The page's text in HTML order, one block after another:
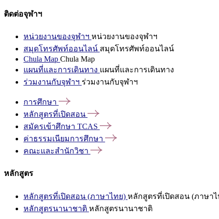
ติดต่อจุฬาฯ
หน่วยงานของจุฬาฯ หน่วยงานของจุฬาฯ
สมุดโทรศัพท์ออนไลน์ สมุดโทรศัพท์ออนไลน์
Chula Map Chula Map
แผนที่และการเดินทาง แผนที่และการเดินทาง
ร่วมงานกับจุฬาฯ ร่วมงานกับจุฬาฯ
การศึกษา
หลักสูตรที่เปิดสอน
สมัครเข้าศึกษา TCAS
ค่าธรรมเนียมการศึกษา
คณะและสำนักวิชา
หลักสูตร
หลักสูตรที่เปิดสอน (ภาษาไทย) หลักสูตรที่เปิดสอน (ภาษาไ
หลักสูตรนานาชาติ หลักสูตรนานาชาติ